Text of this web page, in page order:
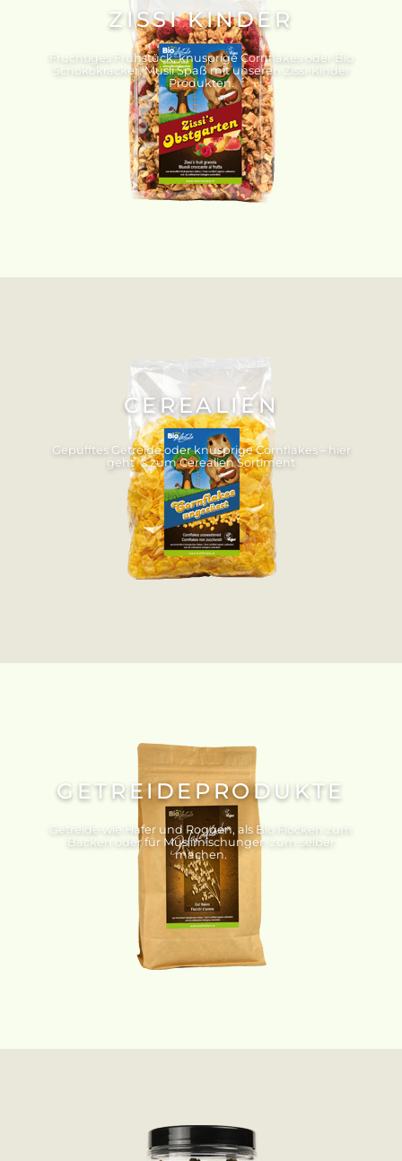
ZISSI KINDER
Fruchtiges Frühstück, knusprige Cornflakes oder Bio
Schokokracker. Müsli Spaß mit unseren Zissi-Kinder
Produkten.
CEREALIEN
Gepufftes Getreide oder knusprige Cornflakes – hier
geht´s zum Cerealien Sortiment
GETREIDEPRODUKTE
Getreide wie Hafer und Roggen, als Bio Flocken zum
Backen oder für Müslimischungen zum selber
machen.